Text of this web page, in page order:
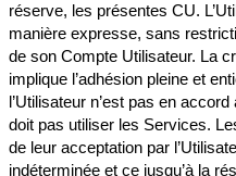
réserve, les présentes CU.
manière expresse, sans
de son Compte Utilisateur. La
implique l’adhésion pleine et
l’Utilisateur n’est pas en
doit pas utiliser les Services.
de leur acceptation par
indéterminée et ce jusqu’à la